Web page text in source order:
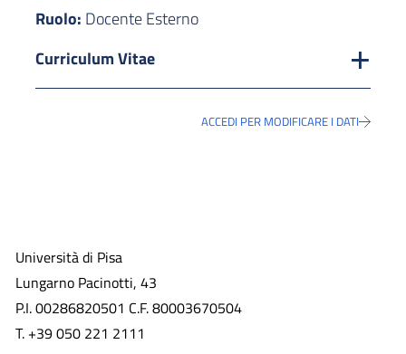
Ruolo: Docente Esterno
Curriculum Vitae
ACCEDI PER MODIFICARE I DATI
Università di Pisa
Lungarno Pacinotti, 43
P.I. 00286820501 C.F. 80003670504
T. +39 050 221 2111